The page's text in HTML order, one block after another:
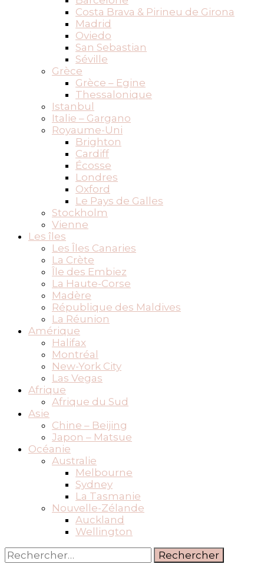
Costa Brava & Pirineu de Girona
Madrid
Oviedo
San Sebastian
Séville
Grèce
Grèce – Egine
Thessalonique
Istanbul
Italie – Gargano
Royaume-Uni
Brighton
Cardiff
Écosse
Londres
Oxford
Le Pays de Galles
Stockholm
Vienne
Les îles
Les Îles Canaries
La Crète
Île des Embiez
La Haute-Corse
Madère
République des Maldives
La Réunion
Amérique
Halifax
Montréal
New-York City
Las Vegas
Afrique
Afrique du Sud
Asie
Chine – Beijing
Japon – Matsue
Océanie
Australie
Melbourne
Sydney
La Tasmanie
Nouvelle-Zélande
Auckland
Wellington
Rechercher :